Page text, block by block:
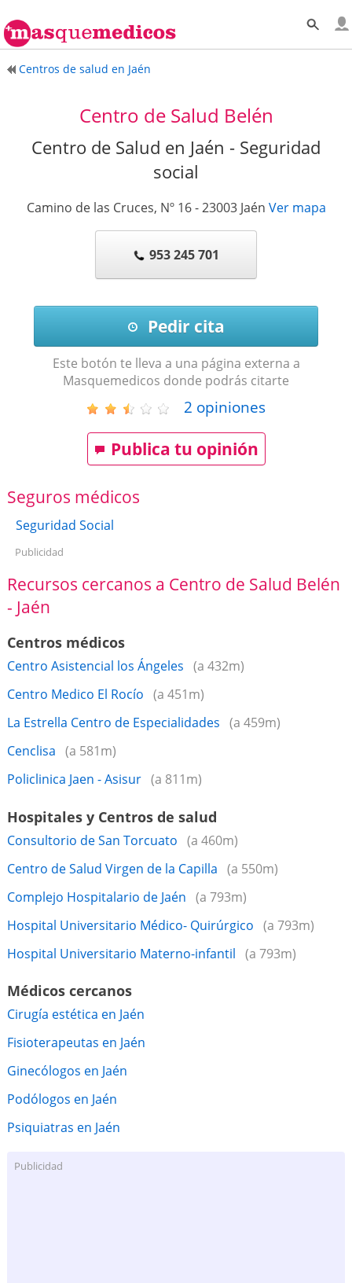
Centros de salud en Jaén
Centro de Salud Belén
Centro de Salud en Jaén - Seguridad
social
Camino de las Cruces, Nº 16-23003 Jaén Ver mapa
953 245 701
Pedir cita
Este botón te lleva a una página externa a
Masquemedicos donde podrás citarte
2 opiniones
Publica tu opinión
Seguros médicos
Seguridad Social
Publicidad
Recursos cercanos a Centro de Salud Belén
- Jaén
Centros médicos
Centro Asistencial los Ángeles (a 432m)
Centro Medico El Rocío (a 451m)
La Estrella Centro de Especialidades (a 459m)
Cenclisa (a 581m)
Policlinica Jaen - Asisur (a 811m)
Hospitales y Centros de salud
Consultorio de San Torcuato (a 460m)
Centro de Salud Virgen de la Capilla (a 550m)
Complejo Hospitalario de Jaén (a 793m)
Hospital Universitario Médico- Quirúrgico (a 793m)
Hospital Universitario Materno-infantil (a 793m)
Médicos cercanos
Cirugía estética en Jaén
Fisioterapeutas en Jaén
Ginecólogos en Jaén
Podólogos en Jaén
Psiquiatras en Jaén
Publicidad